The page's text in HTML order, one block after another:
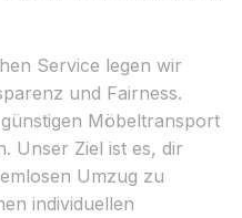
Service legen wir
und Fairness.
Möbeltransport
Unser Ziel ist es, dir
Umzug zu
individuellen